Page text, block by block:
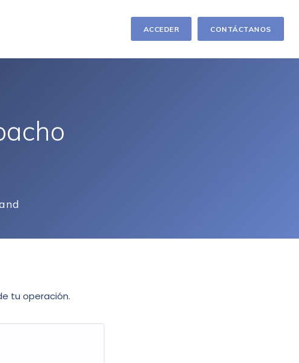
ACCEDER CONTÁCTANOS
tu operación.